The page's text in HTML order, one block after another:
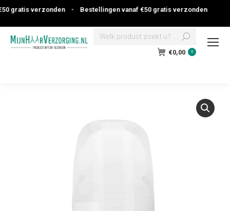
gratis verzonden • Bestellingen vanaf €50 gratis verzonden
Search:
€0,00 0